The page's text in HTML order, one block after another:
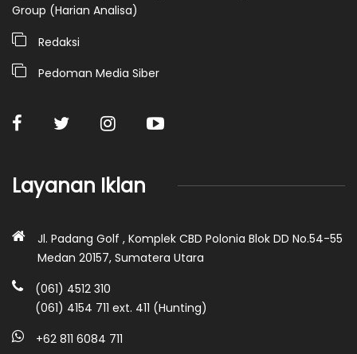
Group (Harian Analisa)
Redaksi
Pedoman Media Siber
Layanan Iklan
Jl. Padang Golf , Komplek CBD Polonia Blok DD No.54-55
Medan 20157, Sumatera Utara
(061) 4512 310
(061) 4154 711 ext. 411 (Hunting)
+62 811 6084 711